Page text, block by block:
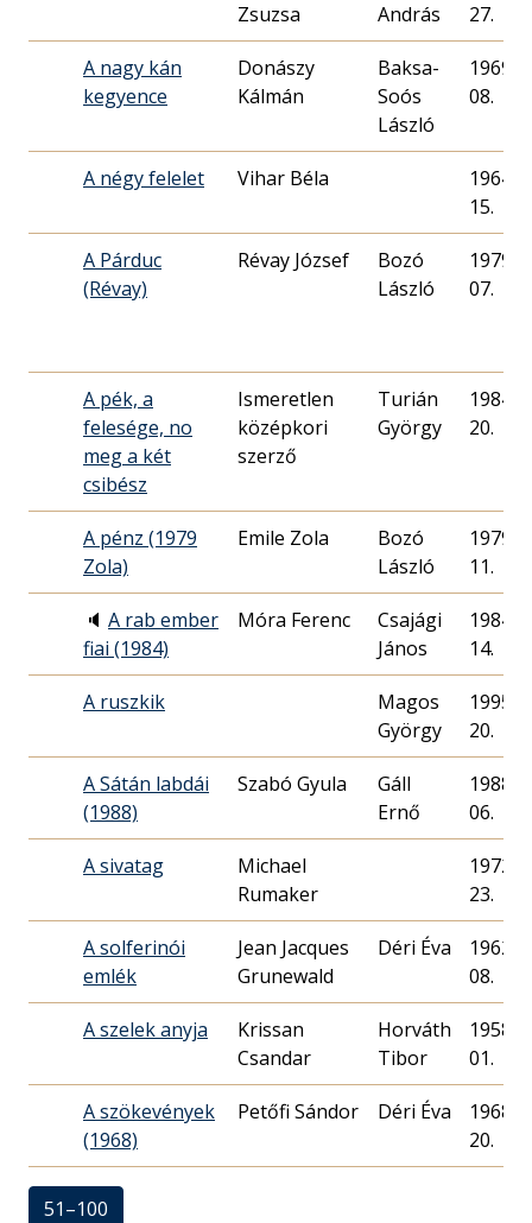
Zsuzsa
András
27.
A nagy kán
kegyence
Donászy
Kálmán
Baksa-
Soós
László
1969.
08.
A négy felelet Vihar Béla
1964.
15.
A Párduc
(Révay)
Révay József
Bozó
László
1979.
07.
A pék, a
felesége, no
meg a két
csibész
Ismeretlen
középkori
szerző
Turián
György
1984.
20.
A pénz (1979
Zola)
Emile Zola
Bozó
László
1979.
11.
🔈 A rab ember
fiai (1984)
Móra Ferenc
Csajági
János
1984.
14.
A ruszkik
Magos
György
1995.
20.
A Sátán labdái
(1988)
Szabó Gyula
Gáll
Ernő
1988.
06.
A sivatag
Michael
Rumaker
1972.
23.
A solferinói
emlék
Jean Jacques
Grunewald
Déri Éva
1962.
08.
A szelek anyja
Krissan
Csandar
Horváth
1958.
01.
A szökevények
(1968)
Petőfi Sándor Déri Éva
1968.
20.
51–100